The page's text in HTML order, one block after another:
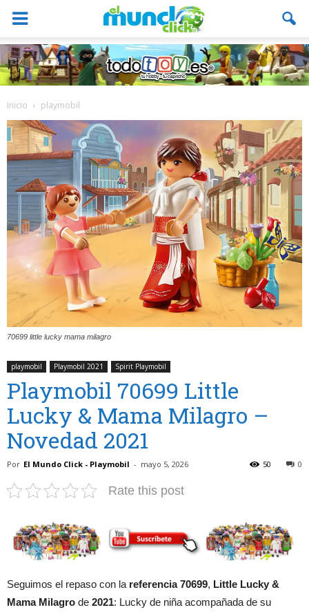
Inicio playmobil
70699 little lucky mama milagro
playmobil Playmobil 2021 Spirit Playmobil
Playmobil 70699 Little
Lucky & Mama Milagro –
Novedad 2021
Por El Mundo Click - Playmobil - mayo 5, 2026 0
50
Rate this post
Seguimos el repaso con la referencia 70699, Little Lucky &
Mama Milagro de 2021: Lucky de niña acompañada de su